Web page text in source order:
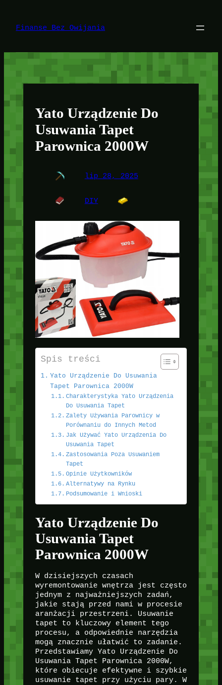
treści
Finanse Bez Owijania
Yato Urządzenie Do
Usuwania Tapet
Parownica 2000W
lip 28, 2025
DIY
Spis treści
Yato Urządzenie Do Usuwania
Tapet Parownica 2000W
Charakterystyka Yato Urządzenia
Do Usuwania Tapet
Zalety Używania Parownicy w
Porównaniu do Innych Metod
Jak Używać Yato Urządzenia Do
Usuwania Tapet
Zastosowania Poza Usuwaniem
Tapet
Opinie Użytkowników
Alternatywy na Rynku
Podsumowanie i Wnioski
Yato Urządzenie Do
Usuwania Tapet
Parownica 2000W
W dzisiejszych czasach
wyremontowanie wnętrza jest często
jednym z najważniejszych zadań,
jakie stają przed nami w procesie
aranżacji przestrzeni. Usuwanie
tapet to kluczowy element tego
procesu, a odpowiednie narzędzia
mogą znacznie ułatwić to zadanie.
Przedstawiamy Yato Urządzenie Do
Usuwania Tapet Parownica 2000W,
które obiecuje efektywne i szybkie
usuwanie tapet przy użyciu pary. W